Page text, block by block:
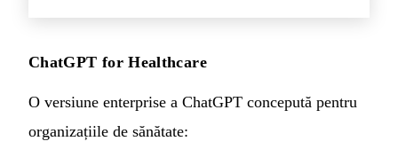
ChatGPT for Healthcare
O versiune enterprise a ChatGPT concepută pentru
organizațiile de sănătate: